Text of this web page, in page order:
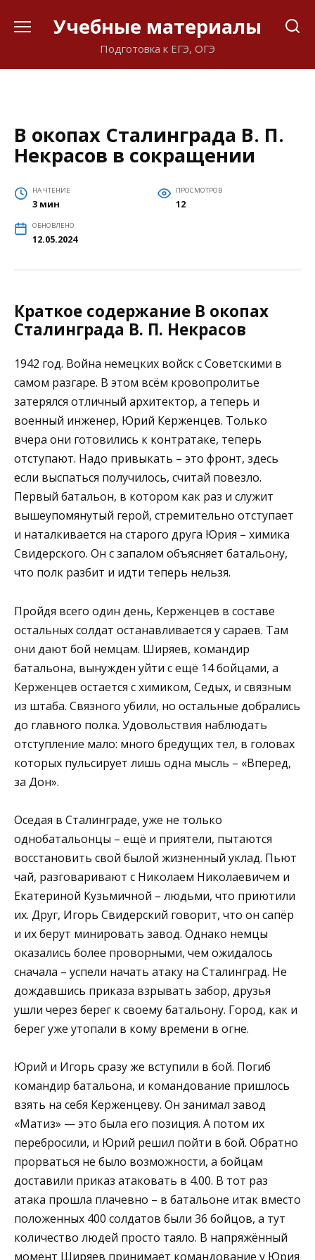
Учебные материалы
Подготовка к ЕГЭ, ОГЭ
В окопах Сталинграда В. П.
Некрасов в сокращении
НА ЧТЕНИЕ
3 мин
ПРОСМОТРОВ
12
ОБНОВЛЕНО
12.05.2024
Краткое содержание В окопах
Сталинграда В. П. Некрасов
1942 год. Война немецких войск с Советскими в
самом разгаре. В этом всём кровопролитье
затерялся отличный архитектор, а теперь и
военный инженер, Юрий Керженцев. Только
вчера они готовились к контратаке, теперь
отступают. Надо привыкать – это фронт, здесь
если выспаться получилось, считай повезло.
Первый батальон, в котором как раз и служит
вышеупомянутый герой, стремительно отступает
и наталкивается на старого друга Юрия – химика
Свидерского. Он с запалом объясняет батальону,
что полк разбит и идти теперь нельзя.
Пройдя всего один день, Керженцев в составе
остальных солдат останавливается у сараев. Там
они дают бой немцам. Ширяев, командир
батальона, вынужден уйти с ещё 14 бойцами, а
Керженцев остается с химиком, Седых, и связным
из штаба. Связного убили, но остальные добрались
до главного полка. Удовольствия наблюдать
отступление мало: много бредущих тел, в головах
которых пульсирует лишь одна мысль – «Вперед,
за Дон».
Оседая в Сталинграде, уже не только
однобатальонцы – ещё и приятели, пытаются
восстановить свой былой жизненный уклад. Пьют
чай, разговаривают с Николаем Николаевичем и
Екатериной Кузьмичной – людьми, что приютили
их. Друг, Игорь Свидерский говорит, что он сапёр
и их берут минировать завод. Однако немцы
оказались более проворными, чем ожидалось
сначала – успели начать атаку на Сталинград. Не
дождавшись приказа взрывать забор, друзья
ушли через берег к своему батальону. Город, как и
берег уже утопали в кому времени в огне.
Юрий и Игорь сразу же вступили в бой. Погиб
командир батальона, и командование пришлось
взять на себя Керженцеву. Он занимал завод
«Матиз» — это была его позиция. А потом их
перебросили, и Юрий решил пойти в бой. Обратно
прорваться не было возможности, а бойцам
доставили приказ атаковать в 4.00. В тот раз
атака прошла плачевно – в батальоне итак вместо
положенных 400 солдатов были 36 бойцов, а тут
количество людей просто таяло. В напряжённый
момент Ширяев принимает командование у Юрия